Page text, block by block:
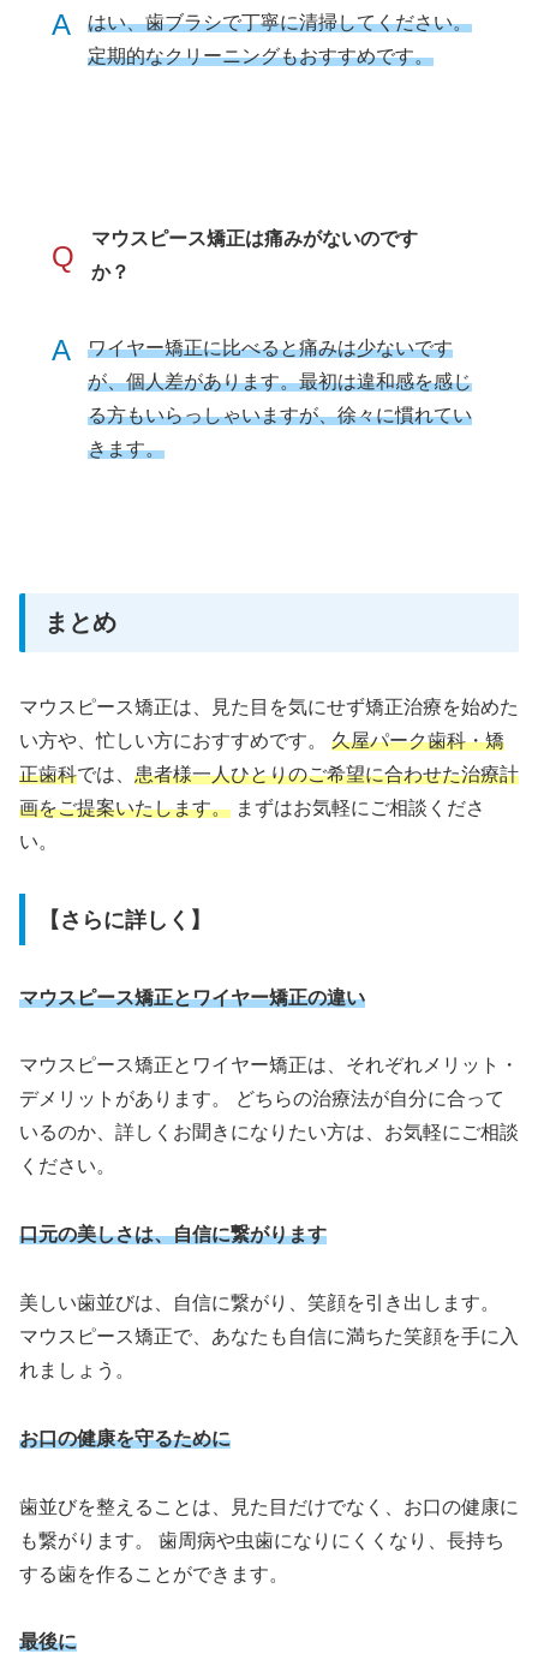
A
はい、歯ブラシで丁寧に清掃してください。
定期的なクリーニングもおすすめです。
Q
マウスピース矯正は痛みがないのです
か？
A
ワイヤー矯正に比べると痛みは少ないです
が、個人差があります。最初は違和感を感じ
る方もいらっしゃいますが、徐々に慣れてい
きます。
まとめ
マウスピース矯正は、見た目を気にせず矯正治療を始めた
い方や、忙しい方におすすめです。 久屋パーク歯科・矯
正歯科では、 患者様一人ひとりのご希望に合わせた治療計
画をご提案いたします。 まずはお気軽にご相談くださ
い。
【さらに詳しく】
マウスピース矯正とワイヤー矯正の違い
マウスピース矯正とワイヤー矯正は、それぞれメリット・
デメリットがあります。 どちらの治療法が自分に合って
いるのか、詳しくお聞きになりたい方は、お気軽にご相談
ください。
口元の美しさは、自信に繋がります
美しい歯並びは、自信に繋がり、笑顔を引き出します。
マウスピース矯正で、あなたも自信に満ちた笑顔を手に入
れましょう。
お口の健康を守るために
歯並びを整えることは、見た目だけでなく、お口の健康に
も繋がります。 歯周病や虫歯になりにくくなり、長持ち
する歯を作ることができます。
最後に